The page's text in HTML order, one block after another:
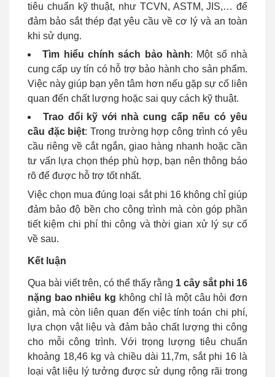
tiêu chuẩn kỹ thuật, như TCVN, ASTM, JIS,… để
đảm bảo sắt thép đạt yêu cầu về cơ lý và an toàn
khi sử dụng.
Tìm hiểu chính sách bảo hành: Một số nhà
cung cấp uy tín có hỗ trợ bảo hành cho sản phẩm.
Việc này giúp bạn yên tâm hơn nếu gặp sự cố liên
quan đến chất lượng hoặc sai quy cách kỹ thuật.
Trao đổi kỹ với nhà cung cấp nếu có yêu
cầu đặc biệt: Trong trường hợp công trình có yêu
cầu riêng về cắt ngắn, giao hàng nhanh hoặc cần
tư vấn lựa chọn thép phù hợp, bạn nên thông báo
rõ để được hỗ trợ tốt nhất.
Việc chọn mua đúng loại sắt phi 16 không chỉ giúp
đảm bảo độ bền cho công trình mà còn góp phần
tiết kiệm chi phí thi công và thời gian xử lý sự cố
về sau.
Kết luận
Qua bài viết trên, có thể thấy rằng 1 cây sắt phi 16
nặng bao nhiêu kg không chỉ là một câu hỏi đơn
giản, mà còn liên quan đến việc tính toán chi phí,
lựa chọn vật liệu và đảm bảo chất lượng thi công
cho mỗi công trình. Với trọng lượng tiêu chuẩn
khoảng 18,46 kg và chiều dài 11,7m, sắt phi 16 là
loại vật liệu lý tưởng được sử dụng rộng rãi trong